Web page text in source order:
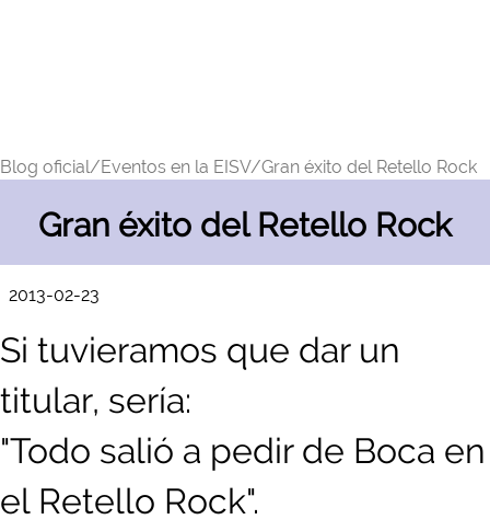
Blog oficial/Eventos en la EISV/Gran éxito del Retello Rock
Gran éxito del Retello Rock
2013-02-23
Si tuvieramos que dar un
titular, sería:
"Todo salió a pedir de Boca en
el Retello Rock".